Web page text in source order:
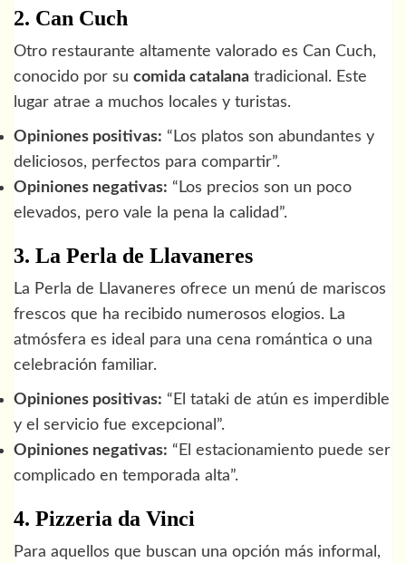
2. Can Cuch
Otro restaurante altamente valorado es Can Cuch,
conocido por su comida catalana tradicional. Este
lugar atrae a muchos locales y turistas.
Opiniones positivas: “Los platos son abundantes y
deliciosos, perfectos para compartir”.
Opiniones negativas: “Los precios son un poco
elevados, pero vale la pena la calidad”.
3. La Perla de Llavaneres
La Perla de Llavaneres ofrece un menú de mariscos
frescos que ha recibido numerosos elogios. La
atmósfera es ideal para una cena romántica o una
celebración familiar.
Opiniones positivas: “El tataki de atún es imperdible
y el servicio fue excepcional”.
Opiniones negativas: “El estacionamiento puede ser
complicado en temporada alta”.
4. Pizzeria da Vinci
Para aquellos que buscan una opción más informal,